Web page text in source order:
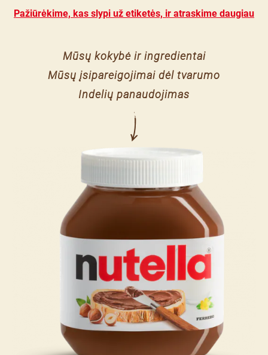
Mūsų kokybė ir ingredientai
Mūsų įsipareigojimai dėl tvarumo
Indelių panaudojimas
Pažiūrėkime, kas slypi už etiketės, ir atraskime daugiau